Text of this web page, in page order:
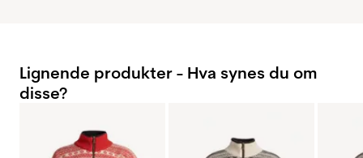
Lignende produkter - Hva synes du om
disse?